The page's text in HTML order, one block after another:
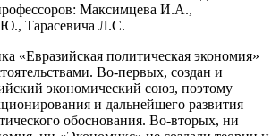
Максимцева И.А.,
Тарасевича Л.С.
«Евразийская политическая экономия»
Во-первых, создан и
экономический союз, поэтому
и дальнейшего развития
обоснования. Во-вторых, ни